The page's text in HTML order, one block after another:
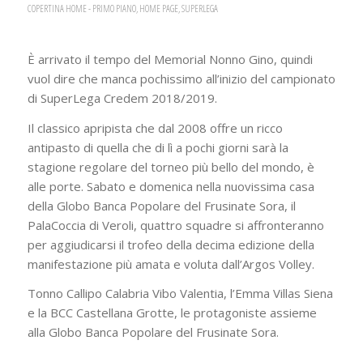
COPERTINA HOME - PRIMO PIANO,HOME PAGE,SUPERLEGA
È arrivato il tempo del Memorial Nonno Gino, quindi
vuol dire che manca pochissimo all’inizio del campionato
di SuperLega Credem 2018/2019.
Il classico apripista che dal 2008 offre un ricco
antipasto di quella che di lì a pochi giorni sarà la
stagione regolare del torneo più bello del mondo, è
alle porte. Sabato e domenica nella nuovissima casa
della Globo Banca Popolare del Frusinate Sora, il
PalaCoccia di Veroli, quattro squadre si affronteranno
per aggiudicarsi il trofeo della decima edizione della
manifestazione più amata e voluta dall’Argos Volley.
Tonno Callipo Calabria Vibo Valentia, l’Emma Villas Siena
e la BCC Castellana Grotte, le protagoniste assieme
alla Globo Banca Popolare del Frusinate Sora.